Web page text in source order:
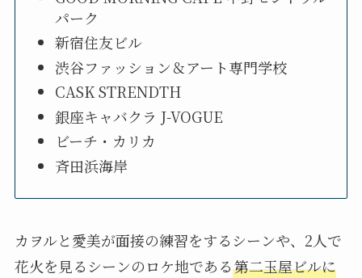
パーク
新宿住友ビル
渋谷ファッション＆アート専門学校
CASK STRENDTH
銀座キャバクラ J-VOGUE
ビーチ・カリカ
斉田浜海岸
カヲルと愛美が面接の練習をするシーンや、2人で
花火を見るシーンのロケ地である第二玉屋ビルに